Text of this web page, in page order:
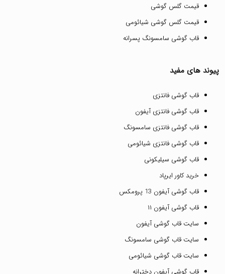
قیمت گلس گوشی
قیمت گلس گوشی شیائومی
قاب گوشی سامسونگ پسرانه
پیوند های مفید
قاب گوشی فانتزی
قاب گوشی فانتزی آیفون
قاب گوشی فانتزی سامسونگ
قاب گوشی فانتزی شیائومی
قاب گوشی سیلیکونی
خرید کاور ایرپاد
قاب گوشی آیفون 13 پرومکس
قاب گوشی آیفون ۱۱
سایت قاب گوشی آیفون
سایت قاب گوشی سامسونگ
سایت قاب گوشی شیائومی
قاب گوشی آیفون دخترانه